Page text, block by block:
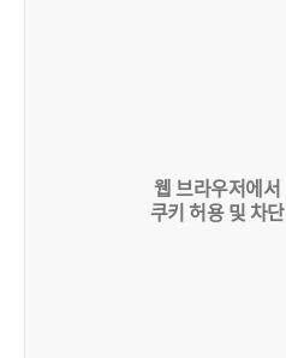
웹 브라우저에서
쿠키 허용 및 차단